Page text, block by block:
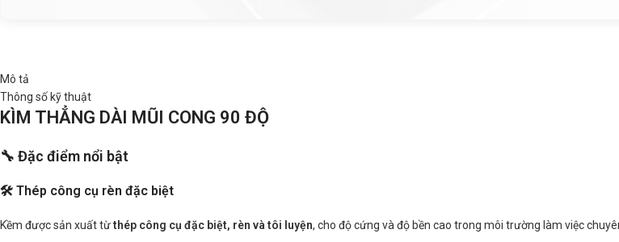
Mô tả
Thông số kỹ thuật
KÌM THẲNG DÀI MŨI CONG 90 ĐỘ
🔧 Đặc điểm nổi bật
🛠 Thép công cụ rèn đặc biệt
Kềm được sản xuất từthép công cụ đặc biệt, rèn và tôi luyện, cho độ cứng và độ bền cao trong môi trường làm việc